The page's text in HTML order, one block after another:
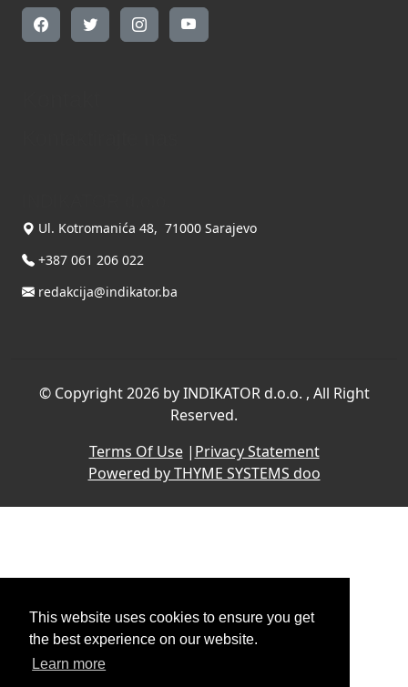
This website uses cookies to ensure you get
the best experience on our website.
Learn more
Ul. Kotromanića 48, 71000 Sarajevo
+387 061 206 022
redakcija@indikator.ba
© Copyright 2026 by INDIKATOR d.o.o. , All Right
Reserved.
Terms Of Use| Privacy Statement
Powered by THYME SYSTEMS doo